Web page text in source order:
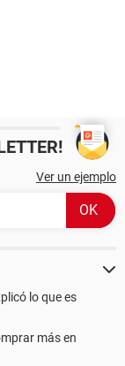
Ver un ejemplo
lo que es
más en